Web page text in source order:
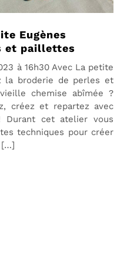
Eugènes
et paillettes
à 16h30 Avec La petite
la broderie de perles et
chemise abîmée ?
créez et repartez avec
Durant cet atelier vous
techniques pour créer
[…]